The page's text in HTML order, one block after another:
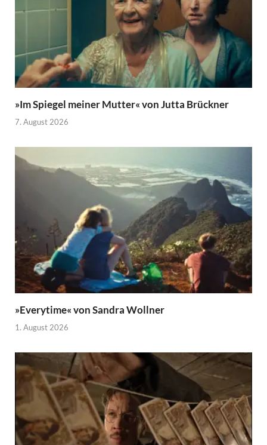
»Im Spiegel meiner Mutter« von Jutta Brückner
7. August 2026
»Everytime« von Sandra Wollner
1. August 2026